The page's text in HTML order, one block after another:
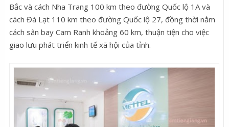
Bắc và cách Nha Trang 100 km theo đường Quốc lộ 1A và
cách Đà Lạt 110 km theo đường Quốc lộ 27, đồng thời nằm
cách sân bay Cam Ranh khoảng 60 km, thuận tiện cho việc
giao lưu phát triển kinh tế xã hội của tỉnh.